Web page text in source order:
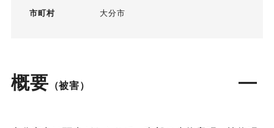
市町村 大分市
概要 （被害）